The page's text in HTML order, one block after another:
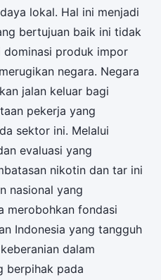
lokal. Hal ini menjadi
bertujuan baik ini tidak
dominasi produk impor
negara. Negara
jalan keluar bagi
pekerja yang
sektor ini. Melalui
evaluasi yang
nikotin dan tar ini
nasional yang
merobohkan fondasi
Indonesia yang tangguh
dalam
berpihak pada